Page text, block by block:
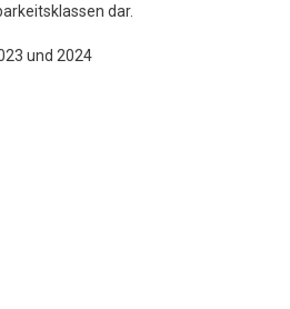
dar.
und 2024